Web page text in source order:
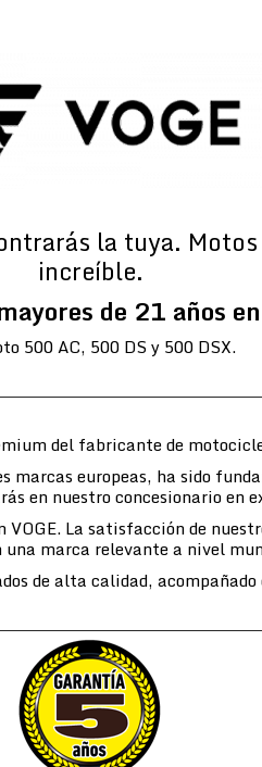
la tuya.
increíble.
de 21 años
500 AC, 500 DS y 500 DSX.
del fabricante de
europeas, ha sido
en nuestro concesionario en
La satisfacción de
una marca relevante a nivel
de alta calidad,